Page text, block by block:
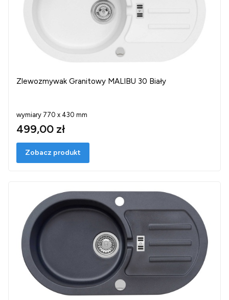
Zlewozmywak Granitowy MALIBU 30 Biały
wymiary 770 x 430 mm
499,00 zł
Zobacz produkt